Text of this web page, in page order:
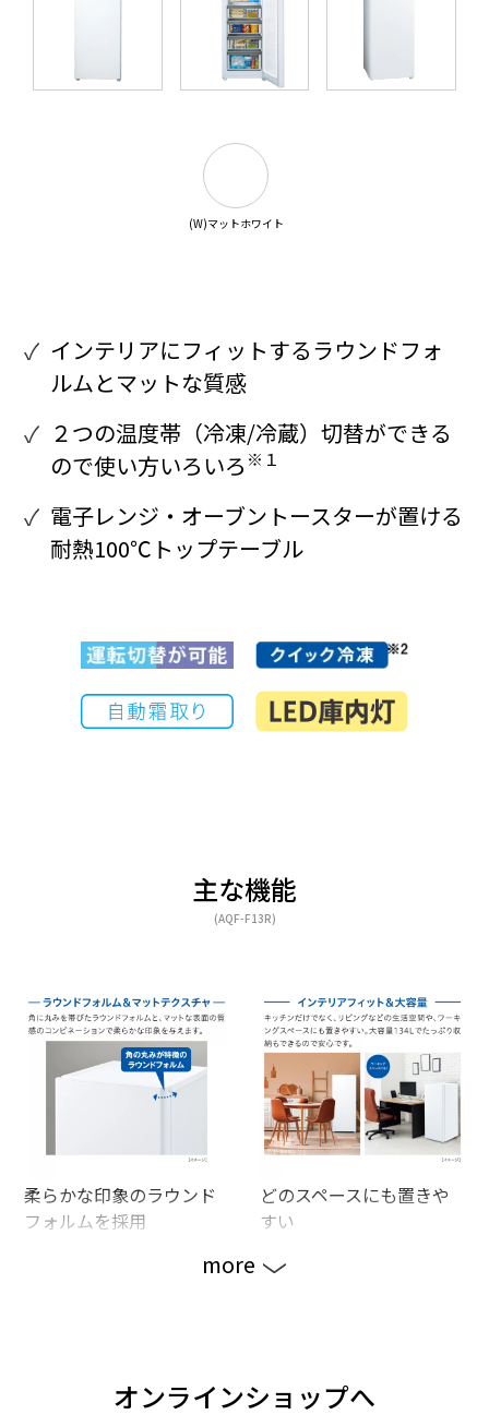
(W)マットホワイト
インテリアにフィットするラウンドフォ
ルムとマットな質感
２つの温度帯（冷凍/冷蔵）切替ができる
ので使い方いろいろ ※１
電子レンジ・オーブントースターが置ける
耐熱100℃トップテーブル
主な機能
(AQF-F13R)
柔らかな印象のラウンド
フォルムを採用
どのスペースにも置きや
すい
more
オンラインショップへ